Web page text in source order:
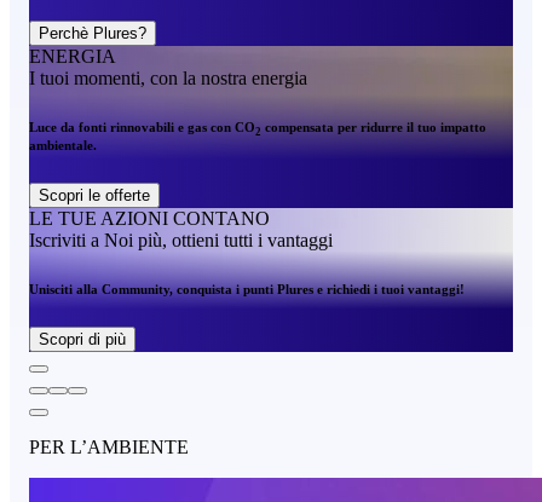
Perchè Plures?
ENERGIA
I tuoi momenti, con la nostra energia
Luce da fonti rinnovabili e gas con CO2 compensata per ridurre il tuo impatto
ambientale.
Scopri le offerte
LE TUE AZIONI CONTANO
Iscriviti a Noi più, ottieni tutti i vantaggi
Unisciti alla Community, conquista i punti Plures e richiedi i tuoi vantaggi!
Scopri di più
PER L’AMBIENTE